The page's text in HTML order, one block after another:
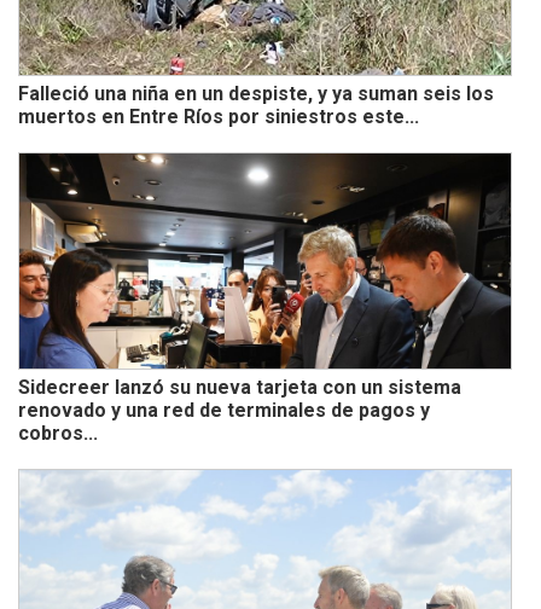
Falleció una niña en un despiste, y ya suman seis los
muertos en Entre Ríos por siniestros este...
Sidecreer lanzó su nueva tarjeta con un sistema
renovado y una red de terminales de pagos y
cobros...